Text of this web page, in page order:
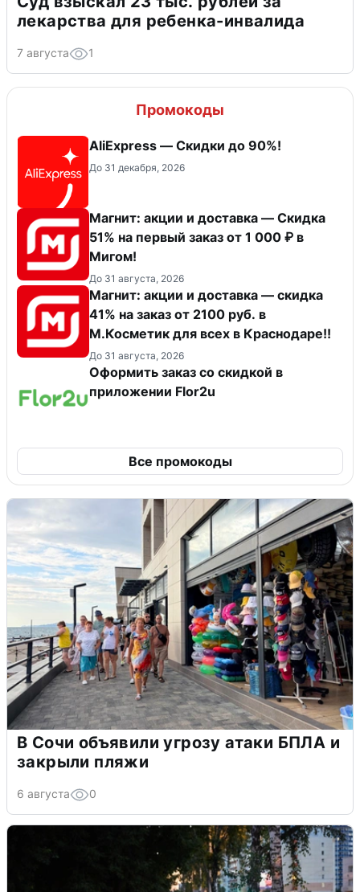
лекарства для ребенка-инвалида
7 августа 1
Промокоды
AliExpress — Скидки до 90%!
До 31 декабря, 2026
Магнит: акции и доставка — Скидка
51% на первый заказ от 1 000 ₽ в
Мигом!
До 31 августа, 2026
Магнит: акции и доставка — скидка
41% на заказ от 2100 руб. в
М.Косметик для всех в Краснодаре!!
До 31 августа, 2026
Оформить заказ со скидкой в
приложении Flor2u
Все промокоды
В Сочи объявили угрозу атаки БПЛА и
закрыли пляжи
6 августа 0